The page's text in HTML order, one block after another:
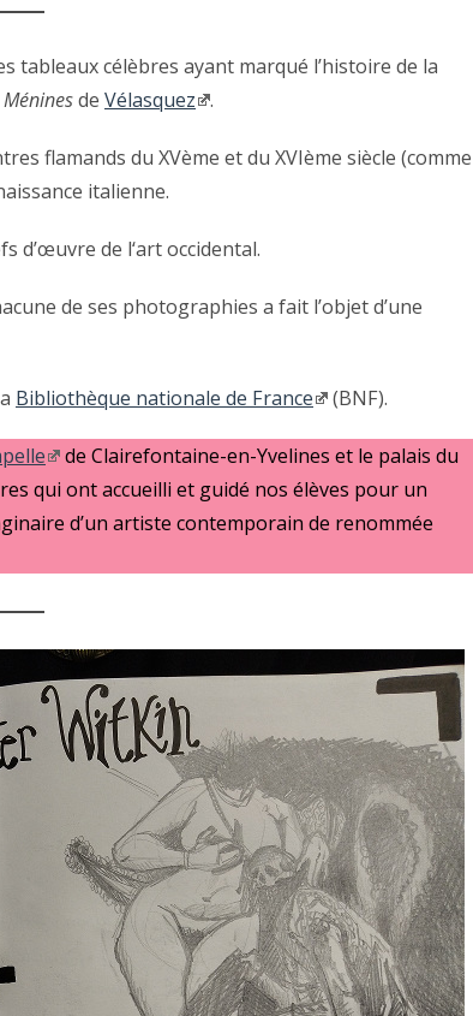
tableaux célèbres ayant marqué l’histoire de la
Méninesde Vélasquez .
flamands du XVème et du XVIème siècle (comme
italienne.
d’œuvre de l‘art occidental.
de ses photographies a fait l’objet d’une
Bibliothèque nationale de France (BNF).
de Clairefontaine-en-Yvelines et le palais du
qui ont accueilli et guidé nos élèves pour un
d’un artiste contemporain de renommée